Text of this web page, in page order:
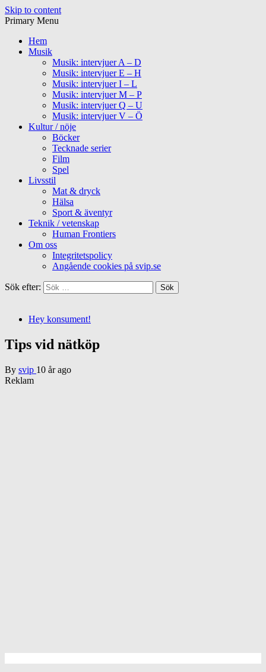
Skip to content
Primary Menu
Hem
Musik
Musik: intervjuer A – D
Musik: intervjuer E – H
Musik: intervjuer I – L
Musik: intervjuer M – P
Musik: intervjuer Q – U
Musik: intervjuer V – Ö
Kultur / nöje
Böcker
Tecknade serier
Film
Spel
Livsstil
Mat & dryck
Hälsa
Sport & äventyr
Teknik / vetenskap
Human Frontiers
Om oss
Integritetspolicy
Angående cookies på svip.se
Sök efter:
Hey konsument!
Tips vid nätköp
By svip 10 år ago
Reklam